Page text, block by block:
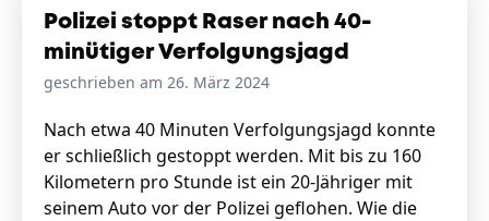
Stellenangebote
Unternehmen
Das geheime Geräusch
Polizei stoppt Raser nach 40-
minütiger Verfolgungsjagd
geschrieben am 26. März 2024
Nach etwa 40 Minuten Verfolgungsjagd konnte
er schließlich gestoppt werden. Mit bis zu 160
Kilometern pro Stunde ist ein 20-Jähriger mit
seinem Auto vor der Polizei geflohen. Wie die